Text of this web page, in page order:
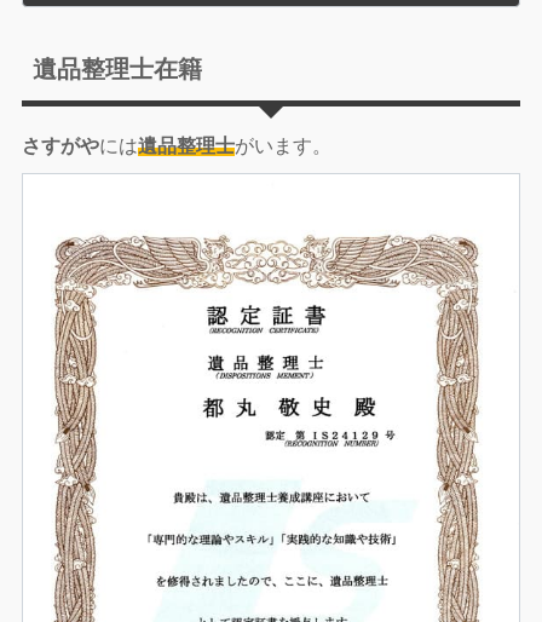
遺品整理士在籍
さすがやには遺品整理士がいます。